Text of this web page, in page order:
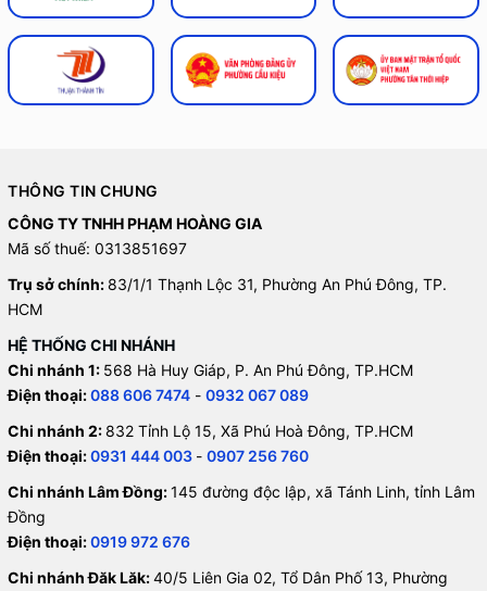
THÔNG TIN CHUNG
CÔNG TY TNHH PHẠM HOÀNG GIA
Mã số thuế: 0313851697
Trụ sở chính: 83/1/1 Thạnh Lộc 31, Phường An Phú Đông, TP.
HCM
HỆ THỐNG CHI NHÁNH
Chi nhánh 1: 568 Hà Huy Giáp, P. An Phú Đông, TP.HCM
Điện thoại:088 606 7474 - 0932 067 089
Chi nhánh 2: 832 Tỉnh Lộ 15, Xã Phú Hoà Đông, TP.HCM
Điện thoại:0931 444 003 - 0907 256 760
Chi nhánh Lâm Đồng:145 đường độc lập, xã Tánh Linh, tỉnh Lâm
Đồng
Điện thoại:0919 972 676
Chi nhánh Đăk Lăk:40/5 Liên Gia 02, Tổ Dân Phố 13, Phường